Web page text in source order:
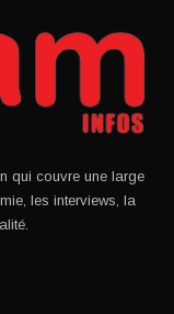
qui couvre une large
les interviews, la